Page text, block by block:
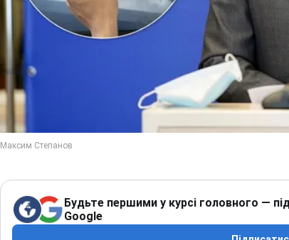
Будьте першими у курсі головного —
Google